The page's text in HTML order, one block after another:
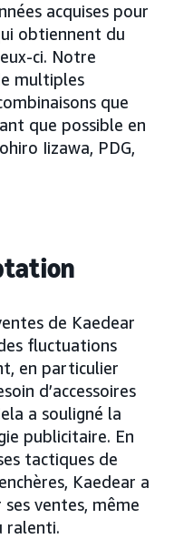
acquises pour
obtiennent du
ci. Notre
multiples
que
que possible en
Iizawa, PDG,
de Kaedear
fluctuations
en particulier
d’accessoires
a souligné la
publicitaire. En
tactiques de
Kaedear a
ventes, même
ralenti.